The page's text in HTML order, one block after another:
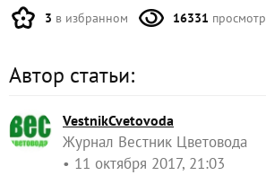
3 в избранном 16331 просмотр
Автор статьи:
VestnikCvetovoda
Журнал Вестник Цветовода
11 октября 2017, 21:03